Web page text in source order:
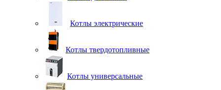
Котлы электрические
Котлы твердотопливные
Котлы универсальные